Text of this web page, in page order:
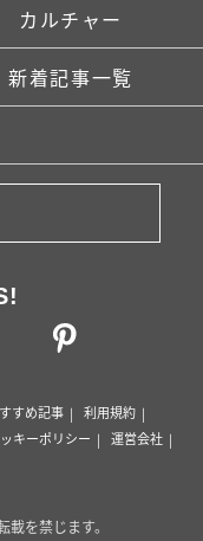
カルチャー
新着記事一覧
すめ記事
利用規約
キーポリシー
運営会社
を禁じます。